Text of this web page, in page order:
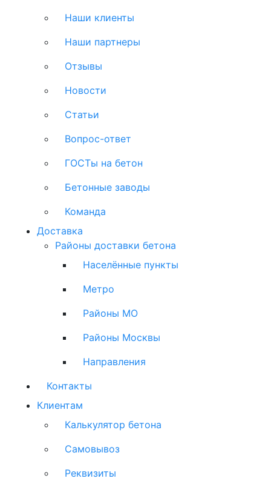
Наши клиенты
Наши партнеры
Отзывы
Новости
Статьи
Вопрос-ответ
ГОСТы на бетон
Бетонные заводы
Команда
Доставка
Районы доставки бетона
Населённые пункты
Метро
Районы МО
Районы Москвы
Направления
Контакты
Клиентам
Калькулятор бетона
Самовывоз
Реквизиты